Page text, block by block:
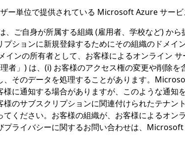
ー単位で提供されている Microsoft Azure サー
、ご自身が所属する組織 (雇用者、学校など) か
ションに新規登録するためにその組織のドメ
インの所有者として、お客様によるオンライン
者」) は、(i) お客様のアクセス権の変更や削除
、そのデータを処理することがあります。
に通知する場合がありますが、このような通
様のサブスクリプションに関連付けられたテナ
ください。お客様の組織が、お客様によるオ
ライバシーに関するお問い合わせは、Microsoft